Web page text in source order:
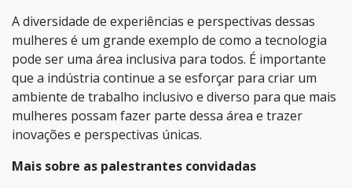
A diversidade de experiências e perspectivas dessas
mulheres é um grande exemplo de como a tecnologia
pode ser uma área inclusiva para todos. É importante
que a indústria continue a se esforçar para criar um
ambiente de trabalho inclusivo e diverso para que mais
mulheres possam fazer parte dessa área e trazer
inovações e perspectivas únicas.
Mais sobre as palestrantes convidadas